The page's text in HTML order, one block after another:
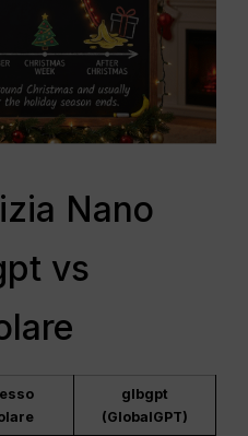
Nano
vs
glbgpt
(GlobalGPT)